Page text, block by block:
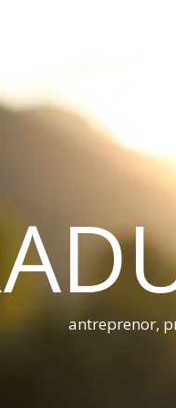
antreprenor,